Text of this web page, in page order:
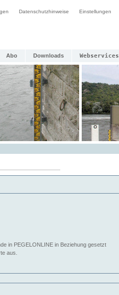
Datenschutzhinweise Einstellungen
Abo Downloads Webservices
in PEGELONLINE in Beziehung gesetzt
aus.